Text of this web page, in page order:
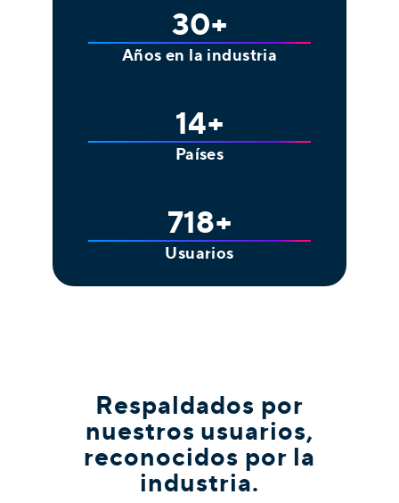
30+
Años en la industria
14+
Países
948+
Usuarios
Respaldados por
nuestros usuarios,
reconocidos por la
industria.